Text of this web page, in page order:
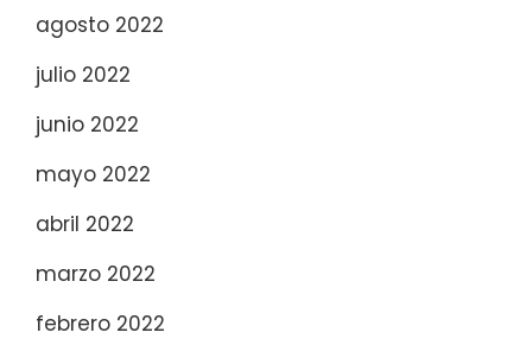
agosto 2022
julio 2022
junio 2022
mayo 2022
abril 2022
marzo 2022
febrero 2022